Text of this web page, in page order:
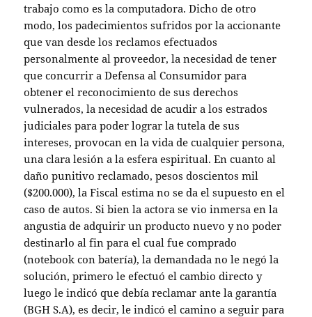
trabajo como es la computadora. Dicho de otro
modo, los padecimientos sufridos por la accionante
que van desde los reclamos efectuados
personalmente al proveedor, la necesidad de tener
que concurrir a Defensa al Consumidor para
obtener el reconocimiento de sus derechos
vulnerados, la necesidad de acudir a los estrados
judiciales para poder lograr la tutela de sus
intereses, provocan en la vida de cualquier persona,
una clara lesión a la esfera espiritual. En cuanto al
daño punitivo reclamado, pesos doscientos mil
($200.000), la Fiscal estima no se da el supuesto en el
caso de autos. Si bien la actora se vio inmersa en la
angustia de adquirir un producto nuevo y no poder
destinarlo al fin para el cual fue comprado
(notebook con batería), la demandada no le negó la
solución, primero le efectuó el cambio directo y
luego le indicó que debía reclamar ante la garantía
(BGH S.A), es decir, le indicó el camino a seguir para